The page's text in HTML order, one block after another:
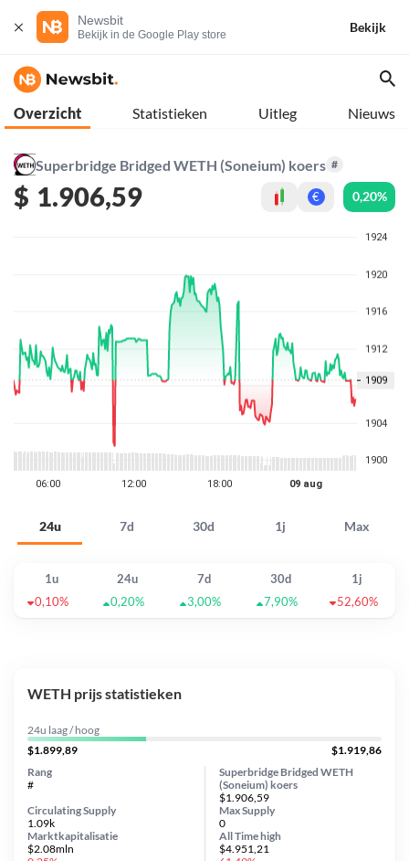
Newsbit
Bekijk in de Google Play store
Bekijk
Overzicht Statistieken Uitleg Nieuws
Superbridge Bridged WETH (Soneium) koers #
$ 1.906,59 € 0,20%
24u 7d 30d 1j Max
1u 24u 7d 30d
1j
0,10%
0,20% 3,00% 7,90% 52,60%
WETH prijs statistieken
24u laag / hoog
$1.899,89
$1.919,86
Superbridge Bridged WETH
(Soneium) koers
$1.906,59
Circulating Supply
1.09k
Max Supply
0
Marktkapitalisatie
$2.08mln
Rang
#
All Timehigh
$4.951,21